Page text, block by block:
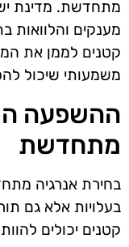
מתחדשת. מדינת
מענקים והלוואות
קטנים לממן את
משמעותי שיכול
ההשפעה
מתחדשת
בחירת אנרגיה
בעלויות אלא גם
קטנים יכולים